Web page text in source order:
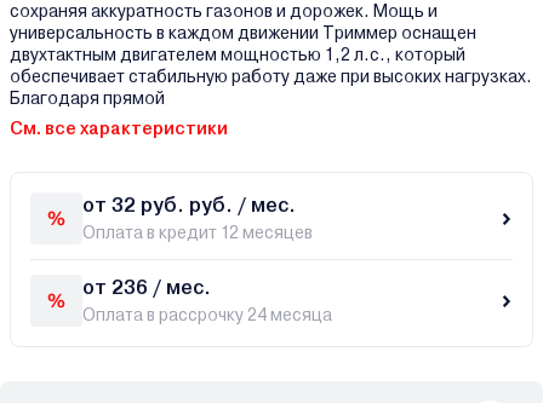
сохраняя аккуратность газонов и дорожек. Мощь и
универсальность в каждом движении Триммер оснащен
двухтактным двигателем мощностью 1,2 л.с., который
обеспечивает стабильную работу даже при высоких нагрузках.
Благодаря прямой
См. все характеристики
от 32 руб. руб. / мес.
Оплата в кредит 12 месяцев
от 236 / мес.
Оплата в рассрочку 24 месяца